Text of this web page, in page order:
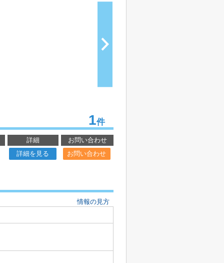
1件
詳細
お問い合わせ
詳細を見る お問い合わせ
情報の見方